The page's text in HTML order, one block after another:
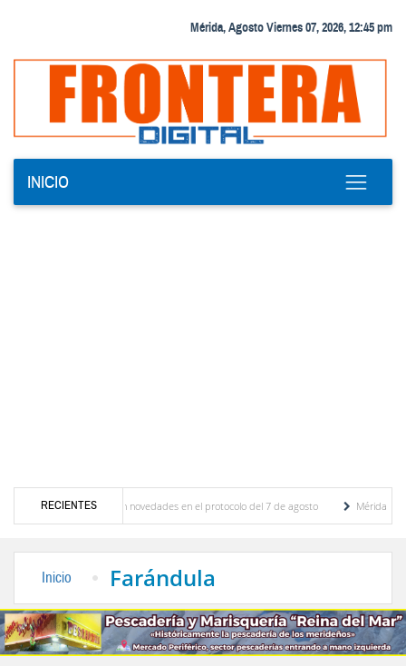
Mérida, Agosto Viernes 07, 2026, 12:45 pm
INICIO
RECIENTES
y se conocieron novedades en el protocolo del 7 de agosto
Mérida territorio
Inicio Farándula